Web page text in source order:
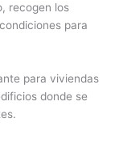
recogen los
para
para viviendas
donde se